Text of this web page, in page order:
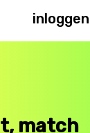
match